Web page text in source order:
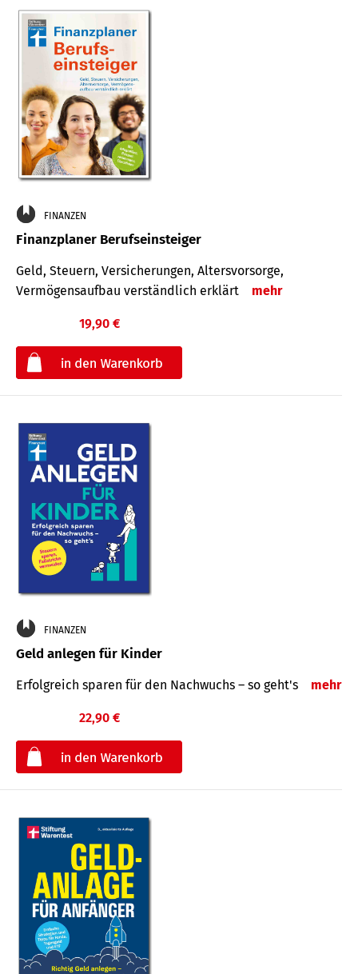
FINANZEN
Finanzplaner Berufseinsteiger
Geld, Steuern, Versicherungen, Altersvorsorge,
Vermögensaufbau verständlich erklärt
mehr
19,90 €
FINANZEN
Geld anlegen für Kinder
Erfolgreich sparen für den Nachwuchs – so geht's mehr
22,90 €